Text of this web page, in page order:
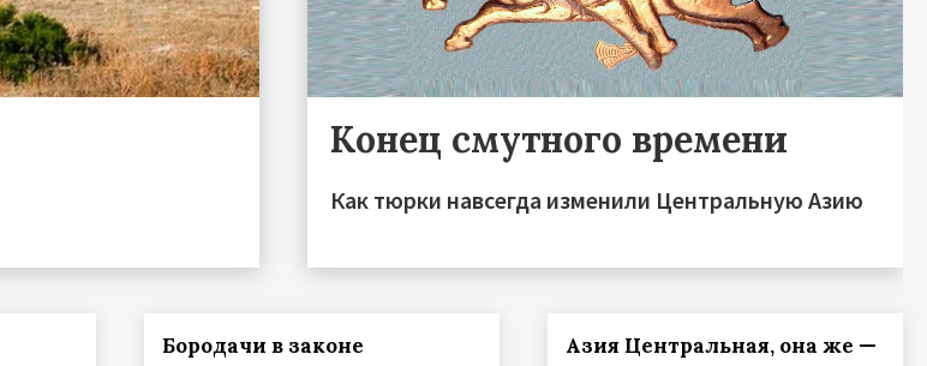
Конец смутного времени
Как тюрки навсегда изменили Центральную Азию
Бородачи в законе
Азия Центральная, она же —